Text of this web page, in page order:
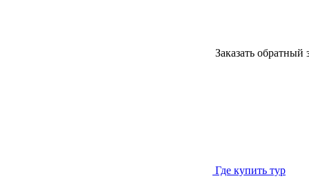
Заказать обратный
Где купить тур